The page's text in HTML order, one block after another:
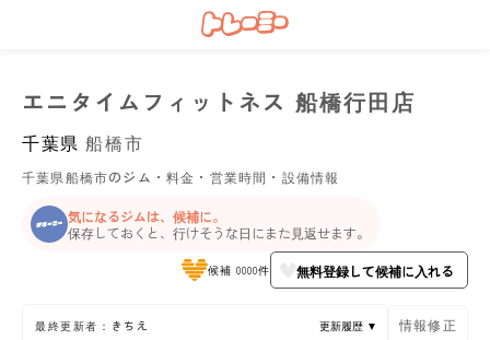
エニタイムフィットネス 船橋行田店
千葉県 船橋市
千葉県船橋市のジム・料金・営業時間・設備情報
気になるジムは、候補に。
保存しておくと、行けそうな日にまた見返せます。
候補 0000件 無料登録して候補に入れる
最終更新者：きちえ 更新履歴 ▼ 情報修正